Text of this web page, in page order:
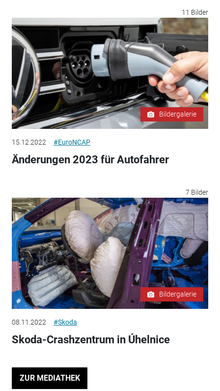
11 Bilder
Bildergalerie
15.12.2022 #EuroNCAP
Änderungen 2023 für Autofahrer
7 Bilder
Bildergalerie
08.11.2022 #Skoda
Skoda-Crashzentrum in Úhelnice
ZUR MEDIATHEK